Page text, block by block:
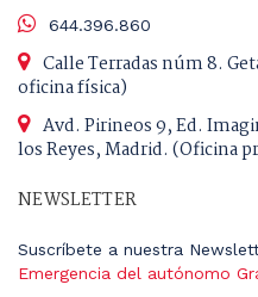
644.396.860
Calle Terradas núm 8.
oficina física)
Avd. Pirineos 9, Ed.
los Reyes, Madrid. (Oficina
NEWSLETTER
Suscríbete a nuestra
Emergencia del autónomo